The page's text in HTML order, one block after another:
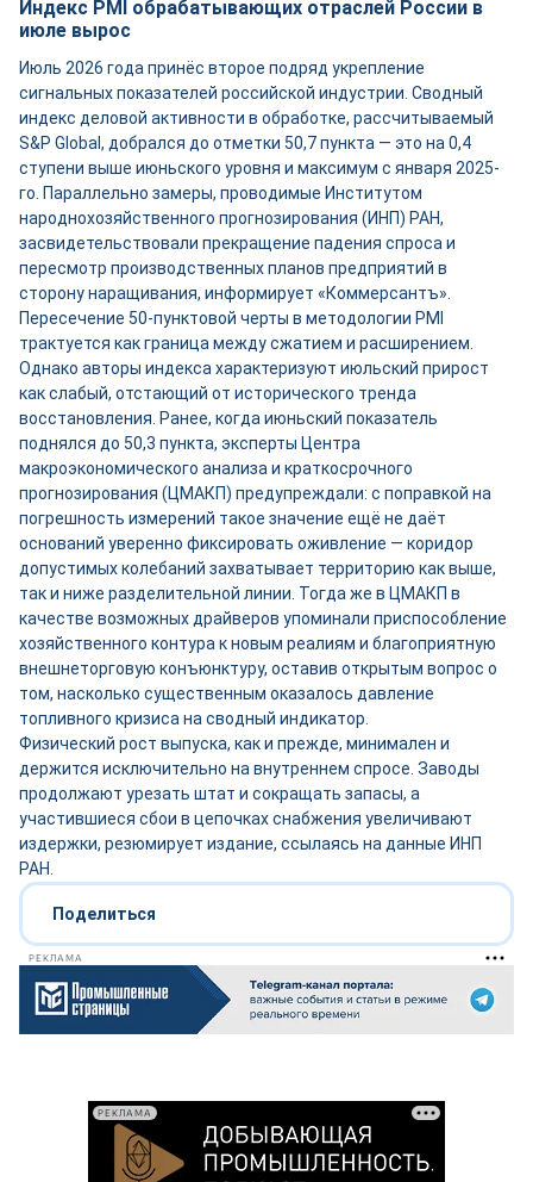
Индекс PMI обрабатывающих отраслей России в
июле вырос
Июль 2026 года принёс второе подряд укрепление
сигнальных показателей российской индустрии. Сводный
индекс деловой активности в обработке, рассчитываемый
S&P Global, добрался до отметки 50,7 пункта — это на 0,4
ступени выше июньского уровня и максимум с января 2025-
го. Параллельно замеры, проводимые Институтом
народнохозяйственного прогнозирования (ИНП) РАН,
засвидетельствовали прекращение падения спроса и
пересмотр производственных планов предприятий в
сторону наращивания, информирует «Коммерсантъ».
Пересечение 50-пунктовой черты в методологии PMI
трактуется как граница между сжатием и расширением.
Однако авторы индекса характеризуют июльский прирост
как слабый, отстающий от исторического тренда
восстановления. Ранее, когда июньский показатель
поднялся до 50,3 пункта, эксперты Центра
макроэкономического анализа и краткосрочного
прогнозирования (ЦМАКП) предупреждали: с поправкой на
погрешность измерений такое значение ещё не даёт
оснований уверенно фиксировать оживление — коридор
допустимых колебаний захватывает территорию как выше,
так и ниже разделительной линии. Тогда же в ЦМАКП в
качестве возможных драйверов упоминали приспособление
хозяйственного контура к новым реалиям и благоприятную
внешнеторговую конъюнктуру, оставив открытым вопрос о
том, насколько существенным оказалось давление
топливного кризиса на сводный индикатор.
Физический рост выпуска, как и прежде, минимален и
держится исключительно на внутреннем спросе. Заводы
продолжают урезать штат и сокращать запасы, а
участившиеся сбои в цепочках снабжения увеличивают
издержки, резюмирует издание, ссылаясь на данные ИНП
РАН.
Поделиться
РЕКЛАМА
РЕКЛАМА